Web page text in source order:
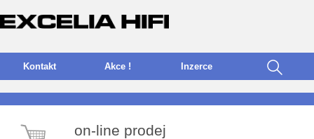
Kontakt Akce ! nzerce
on-line prodej